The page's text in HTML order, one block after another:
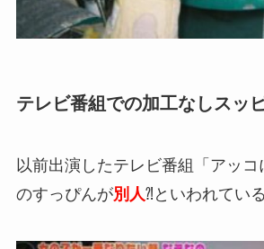
テレビ番組での加工なしスッ
以前出演したテレビ番組「アッ
のすっぴんが別人⁈といわれてい